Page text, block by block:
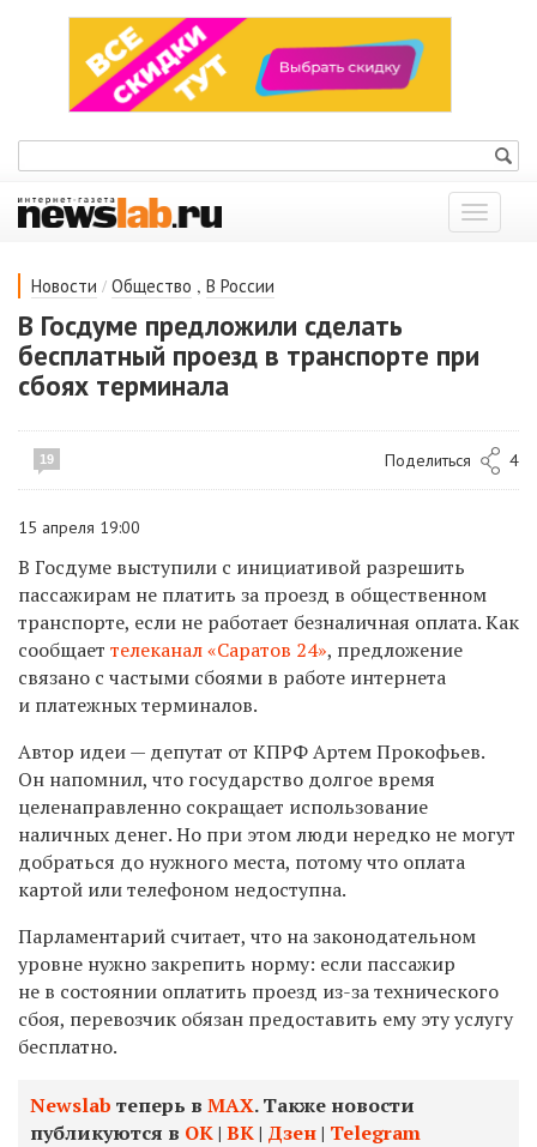
Показать
меню
Новости / Общество , В России
В Госдуме предложили сделать
бесплатный проезд в транспорте при
сбоях терминала
19 Поделиться 4
15 апреля 19:00
В Госдуме выступили с инициативой разрешить
пассажирам не платить за проезд в общественном
транспорте, если не работает безналичная оплата. Как
сообщает телеканал «Саратов 24», предложение
связано с частыми сбоями в работе интернета
и платежных терминалов.
Автор идеи — депутат от КПРФ Артем Прокофьев.
Он напомнил, что государство долгое время
целенаправленно сокращает использование
наличных денег. Но при этом люди нередко не могут
добраться до нужного места, потому что оплата
картой или телефоном недоступна.
Парламентарий считает, что на законодательном
уровне нужно закрепить норму: если пассажир
не в состоянии оплатить проезд из-за технического
сбоя, перевозчик обязан предоставить ему эту услугу
бесплатно.
Newslab теперь в МАХ. Также новости
публикуются в ОК| ВК| Дзен| Telegram